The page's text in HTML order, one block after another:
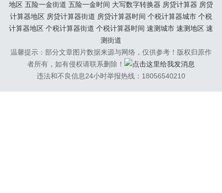
地区 五险一金街道 五险一金时间 大写数字转换器 房贷计算器 房贷
计算器地区 房贷计算器街道 房贷计算器时间 个税计算器城市 个税
计算器地区 个税计算器街道 个税计算器时间 速测城市 速测地区 速
测街道
温馨提示：部分文章图片数据来源与网络，仅供参考！版权归原作
者所有，如有侵权请联系删除！
违法和不良信息24小时举报热线：18056540210